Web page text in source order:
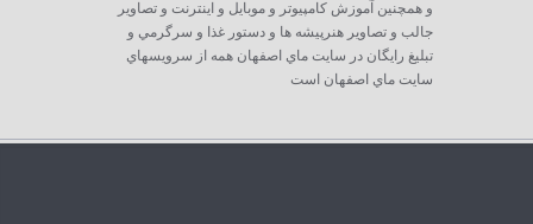
و همچنين آموزش كامپيوتر و موبايل و اينترنت و تصاوير
جالب و تصاوير هنرپيشه ها و دستور غذا و سرگرمي و
تبليغ رايگان در سايت ماي اصفهان همه از سرويسهاي
سايت ماي اصفهان است